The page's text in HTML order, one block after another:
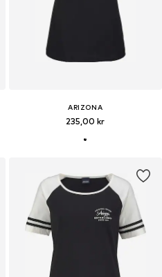
ARIZONA
235,00 kr